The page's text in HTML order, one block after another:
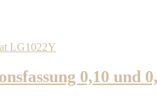
0,10 und